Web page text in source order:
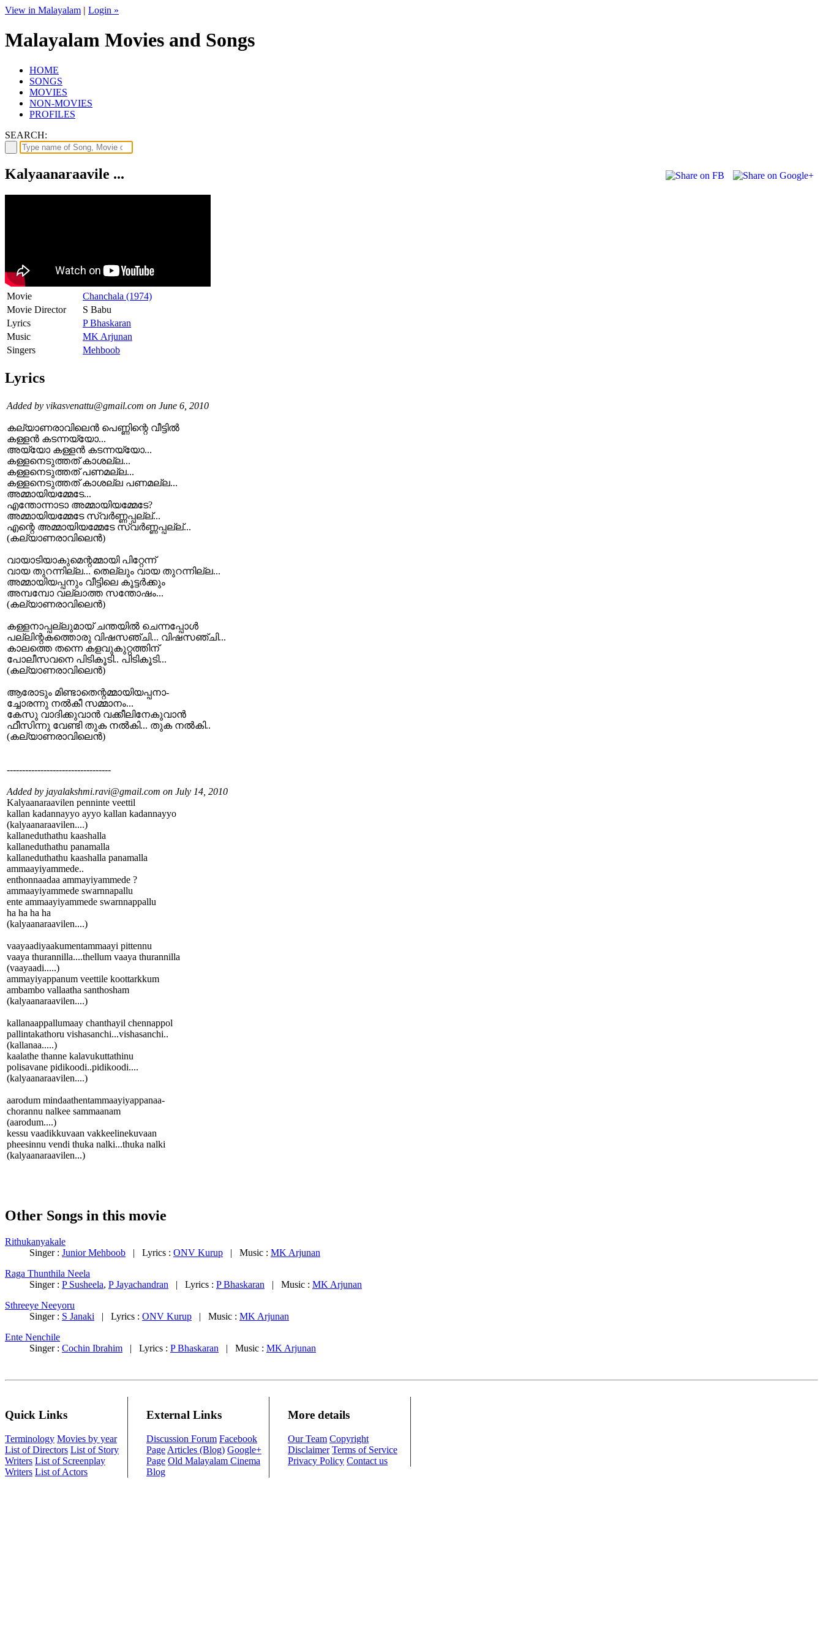
View in Malayalam | Login »
Malayalam Movies and Songs
HOME
SONGS
MOVIES
NON-MOVIES
PROFILES
SEARCH:
Kalyaanaraavile ...
Movie
Chanchala (1974)
Movie Director
S Babu
Lyrics
P Bhaskaran
Music
MK Arjunan
Singers
Mehboob
Lyrics
Added by vikasvenattu@gmail.com on June 6, 2010
കല്യാണരാവിലെന്‍ പെണ്ണിന്റെ വീട്ടില്‍
കള്ളന്‍ കടന്നയ്യോ...
അയ്യോ കള്ളന്‍ കടന്നയ്യോ...
കള്ളനെടുത്തത് കാശല്ല...
കള്ളനെടുത്തത് പണമല്ല...
കള്ളനെടുത്തത് കാശല്ല പണമല്ല...
അമ്മായിയമ്മേടേ...
എന്തോന്നാടാ അമ്മായിയമ്മേടേ?
അമ്മായിയമ്മേടേ സ്വര്‍ണ്ണപ്പല്ല്...
എന്റെ അമ്മായിയമ്മേടേ സ്വര്‍ണ്ണപ്പല്ല്...
(കല്യാണരാവിലെന്‍)
വായാടിയാകുമെന്റമ്മായി പിറ്റേന്ന്
വായ തുറന്നില്ല... തെല്ലും വായ തുറന്നില്ല...
അമ്മായിയപ്പനും വീട്ടിലെ കൂട്ടര്‍ക്കും
അമ്പമ്പോ വല്ലാത്ത സന്തോഷം...
(കല്യാണരാവിലെന്‍)
കള്ളനാപ്പല്ലുമായ് ചന്തയില്‍ ചെന്നപ്പോള്‍
പല്ലിന്റകത്തൊരു വിഷസഞ്ചി... വിഷസഞ്ചി...
കാലത്തെ തന്നെ കളവുകുറ്റത്തിന്
പോലീസവനെ പിടികൂടി.. പിടികൂടി...
(കല്യാണരാവിലെന്‍)
ആരോടും മിണ്ടാതെന്റമ്മായിയപ്പനാ-
ച്ചോരന്നു നല്‍കീ സമ്മാനം...
കേസു വാദിക്കുവാന്‍ വക്കീലിനേകുവാന്‍
ഫീസിന്നു വേണ്ടി തുക നല്‍കി... തുക നല്‍കി..
(കല്യാണരാവിലെന്‍)
----------------------------------
Added by jayalakshmi.ravi@gmail.com on July 14, 2010
Kalyaanaraavilen penninte veettil
kallan kadannayyo ayyo kallan kadannayyo
(kalyaanaraavilen....)
kallaneduthathu kaashalla
kallaneduthathu panamalla
kallaneduthathu kaashalla panamalla
ammaayiyammede..
enthonnaadaa ammayiyammede ?
ammaayiyammede swarnnapallu
ente ammaayiyammede swarnnappallu
ha ha ha ha
(kalyaanaraavilen....)
vaayaadiyaakumentammaayi pittennu
vaaya thurannilla....thellum vaaya thurannilla
(vaayaadi.....)
ammayiyappanum veettile koottarkkum
ambambo vallaatha santhosham
(kalyaanaraavilen....)
kallanaappallumaay chanthayil chennappol
pallintakathoru vishasanchi...vishasanchi..
(kallanaa.....)
kaalathe thanne kalavukuttathinu
polisavane pidikoodi..pidikoodi....
(kalyaanaraavilen....)
aarodum mindaathentammaayiyappanaa-
chorannu nalkee sammaanam
(aarodum....)
kessu vaadikkuvaan vakkeelinekuvaan
pheesinnu vendi thuka nalki...thuka nalki
(kalyaanaraavilen...)
Other Songs in this movie
Rithukanyakale
Singer : Junior Mehboob | Lyrics : ONV Kurup | Music : MK Arjunan
Raga Thunthila Neela
Singer : P Susheela, P Jayachandran | Lyrics : P Bhaskaran | Music : MK Arjunan
Sthreeye Neeyoru
Singer : S Janaki | Lyrics : ONV Kurup | Music : MK Arjunan
Ente Nenchile
Singer : Cochin Ibrahim | Lyrics : P Bhaskaran | Music : MK Arjunan
Quick Links
Terminology Movies by year
List of Directors List of Story
Writers List of Screenplay
Writers List of Actors
External Links
Discussion Forum Facebook
Page Articles (Blog) Google+
Page Old Malayalam Cinema
Blog
More details
Our Team Copyright
Disclaimer Terms of Service
Privacy Policy Contact us